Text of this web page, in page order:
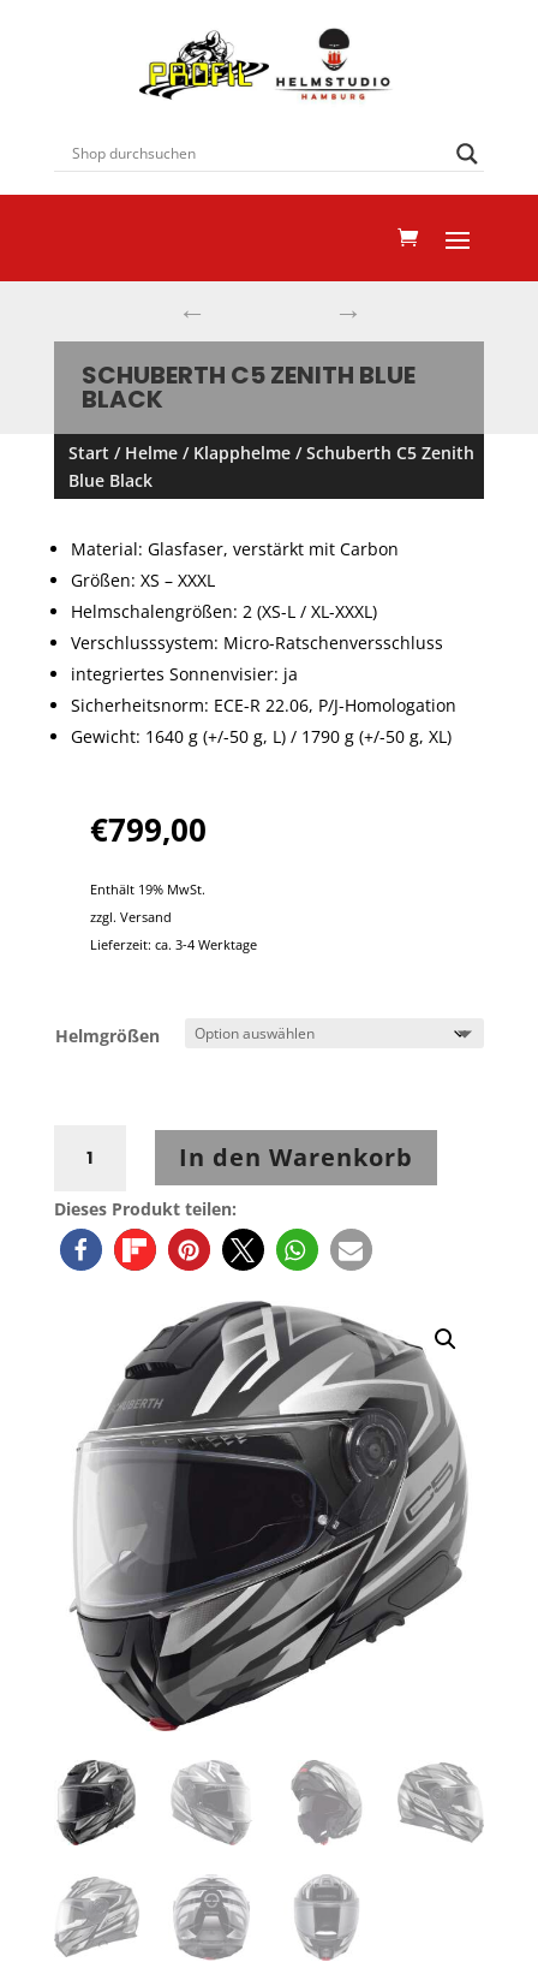
← →
SCHUBERTH C5 ZENITH BLUE
BLACK
Dieses Produkt teilen:
Start / Helme/ Klapphelme/ Schuberth C5 Zenith
Blue Black
Material: Glasfaser, verstärkt mit Carbon
Größen: XS – XXXL
Helmschalengrößen: 2 (XS-L / XL-XXXL)
Verschlusssystem: Micro-Ratschenversschluss
integriertes Sonnenvisier: ja
Sicherheitsnorm: ECE-R 22.06, P/J-Homologation
Gewicht: 1640 g (+/-50 g, L) / 1790 g (+/-50 g, XL)
€799,00
Enthält 19% MwSt.
zzgl. Versand
Lieferzeit: ca. 3-4 Werktage
Helmgrößen
Blue
Black
Menge
In den Warenkorb